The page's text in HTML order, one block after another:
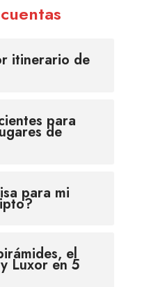
itinerario de
para
de
para mi
el
Luxor en 5